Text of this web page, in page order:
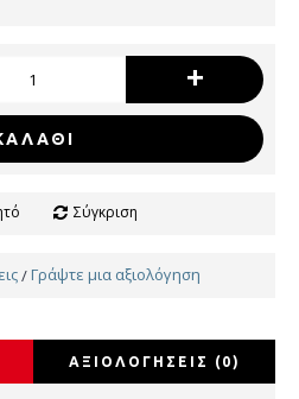
+
Σύγκριση
/Γράψτε μια αξιολόγηση
ΑΞΙΟΛΟΓΉΣΕΙΣ (0)